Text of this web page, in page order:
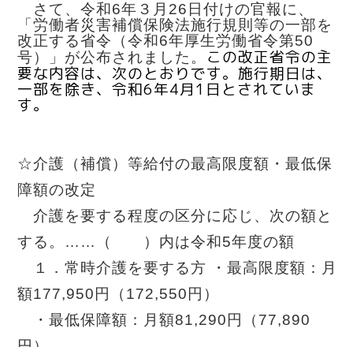
さて、令和6年３月26日付けの官報に、
「労働者災害補償保険法施行規則等の一部を
改正する省令（令和6年厚生労働省令第50
号）」が公布されました。 この改正省令の主
要な内容は、次のとおりです。施行期日は、
一部を除き、令和6年4月1日とされていま
す。
☆介護（補償）等給付の最高限度額・最低保
障額の改定
介護を要する程度の区分に応じ、次の額と
する。……（ ）内は令和5年度の額
１．常時介護を要する方 ・最高限度額：月
額177,950円（172,550円）
・最低保障額：月額81,290円（77,890